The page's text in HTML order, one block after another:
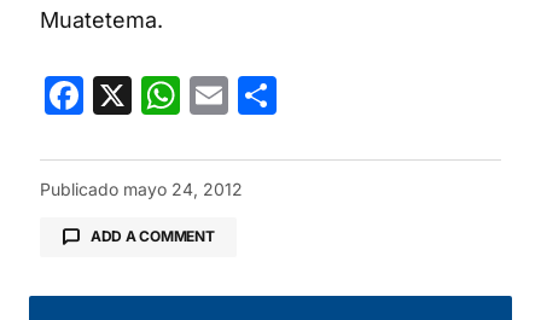
Muatetema.
Facebook
X WhatsApp
Email
Publicado mayo 24, 2012
ADD A COMMENT